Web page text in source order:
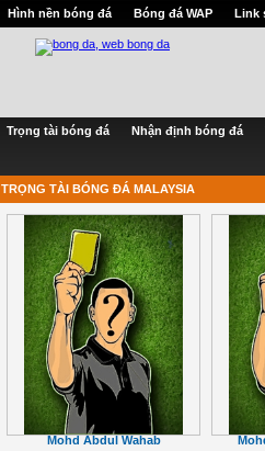
Hình nền bóng đá Bóng đá WAP Link
Trọng tài bóng đá Nhận định bóng đá
TRỌNG TÀI BÓNG ĐÁ MALAYSIA
Mohd Abdul Wahab